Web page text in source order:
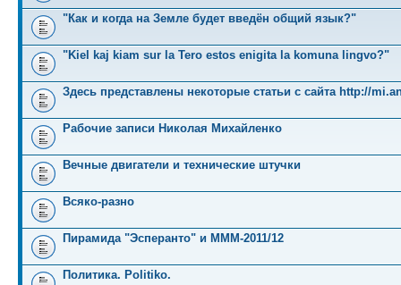
"Как и когда на Земле будет введён общий язык?"
"Kiel kaj kiam sur la Tero estos enigita la komuna lingvo?"
Здесь представлены некоторые статьи с сайта http://
Рабочие записи Николая Михайленко
Вечные двигатели и технические штучки
Всяко-разно
Пирамида "Эсперанто" и MMM-2011/12
Политика. Politiko.